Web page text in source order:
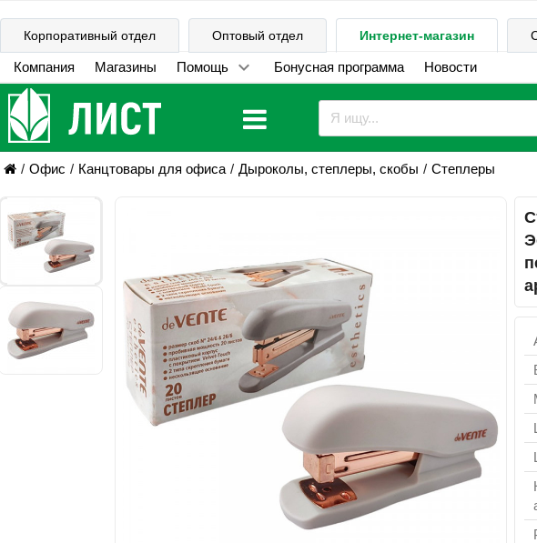
Корпоративный отдел Оптовый отдел Интернет-магазин
Компания Магазины Помощь Бонусная программа Новости
Офис Канцтовары для офиса Дыроколы, степлеры, скобы Степлеры